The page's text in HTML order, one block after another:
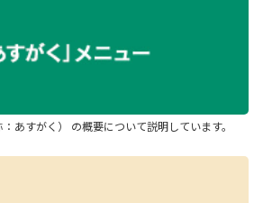
あすがく） の概要について説明しています。